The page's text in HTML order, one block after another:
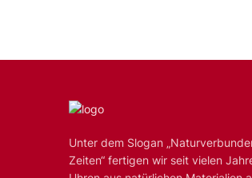
Unter dem Slogan
Zeiten“ fertigen wir seit vielen